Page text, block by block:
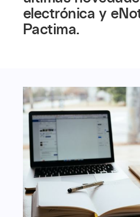
electrónica y
Pactima.